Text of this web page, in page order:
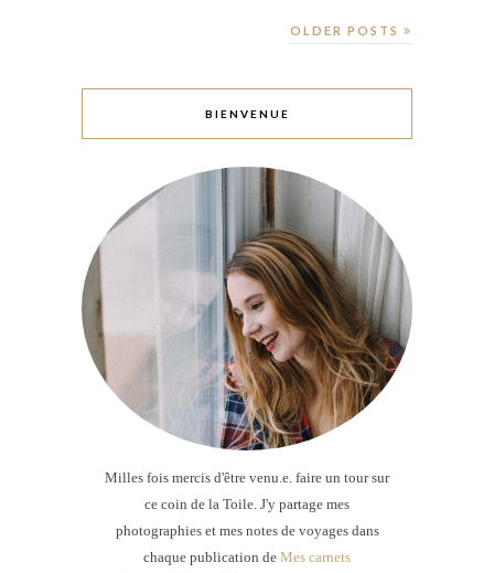
OLDER POSTS
BIENVENUE
Milles fois mercis d'être venu.e. faire un tour sur
ce coin de la Toile. J'y partage mes
photographies et mes notes de voyages dans
chaque publication de Mes carnets